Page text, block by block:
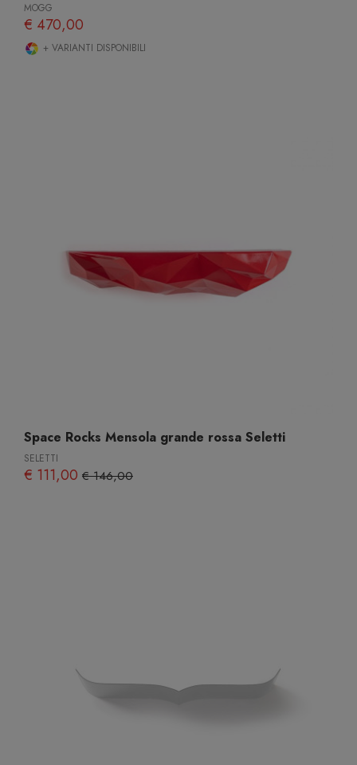
MOGG
€ 470,00
+ VARIANTI DISPONIBILI
Space Rocks Mensola grande rossa Seletti
SELETTI
€ 111,00 € 146,00